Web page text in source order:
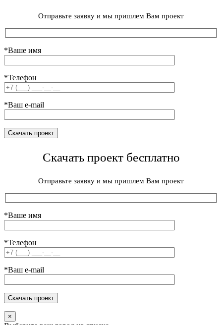
Отправьте заявку и мы пришлем Вам проект
*Ваше имя
*Телефон
*Ваш e-mail
Скачать проект бесплатно
Отправьте заявку и мы пришлем Вам проект
*Ваше имя
*Телефон
*Ваш e-mail
×